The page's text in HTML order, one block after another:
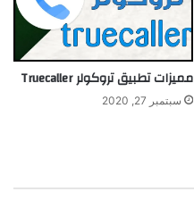
مميزات تطبيق تروكولر Truecaller
سبتمبر 27, 2020